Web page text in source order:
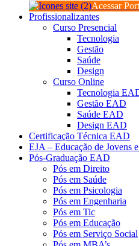
Acessar
Profissionalizantes
Curso Presencial
Tecnologia
Gestão
Saúde
Design
Curso Online
Tecnologia
Gestão EAD
Saúde EAD
Design EAD
Certificação Técnica EAD
EJA – Educação de Jovens
Pós-Graduação EAD
Pós em Direito
Pós em Saúde
Pós em Psicologia
Pós em Engenharia
Pós em Tic
Pós em Educação
Pós em Serviço Social